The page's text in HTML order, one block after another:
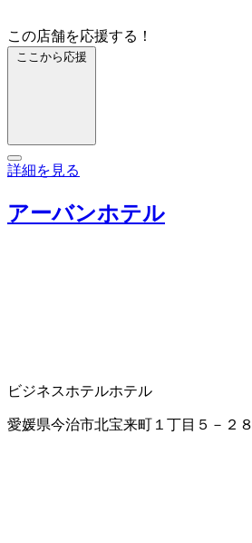
この店舗を応援する！
ここから応援
詳細を見る
アーバンホテル
ビジネスホテルホテル
愛媛県今治市北宝来町１丁目５－２８